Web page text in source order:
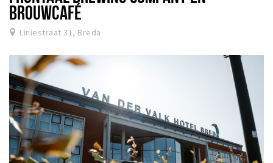
BROUWCAFÉ
Liniestraat 31, Breda